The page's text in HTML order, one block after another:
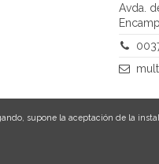
Avda.
Encamp.
supone la aceptación de la